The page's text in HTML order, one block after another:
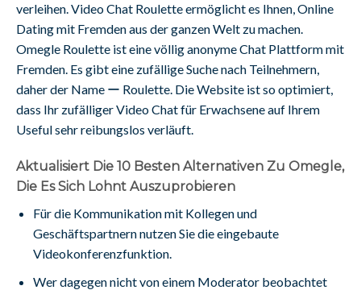
verleihen. Video Chat Roulette ermöglicht es Ihnen, Online
Dating mit Fremden aus der ganzen Welt zu machen.
Omegle Roulette ist eine völlig anonyme Chat Plattform mit
Fremden. Es gibt eine zufällige Suche nach Teilnehmern,
daher der Name ー Roulette. Die Website ist so optimiert,
dass Ihr zufälliger Video Chat für Erwachsene auf Ihrem
Useful sehr reibungslos verläuft.
Aktualisiert Die 10 Besten Alternativen Zu Omegle,
Die Es Sich Lohnt Auszuprobieren
Für die Kommunikation mit Kollegen und
Geschäftspartnern nutzen Sie die eingebaute
Videokonferenzfunktion.
Wer dagegen nicht von einem Moderator beobachtet